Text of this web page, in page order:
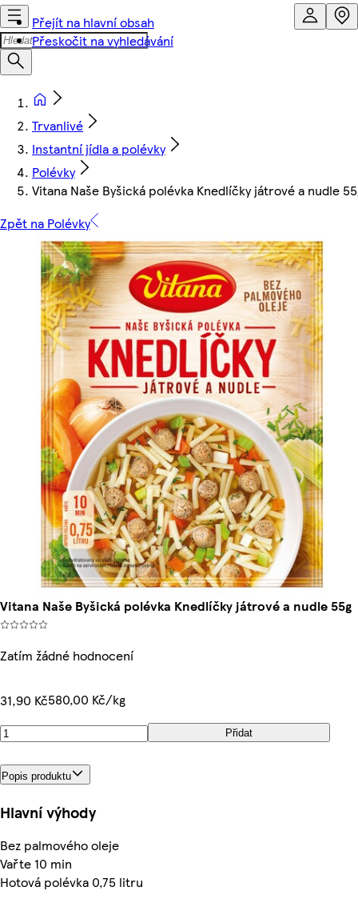
Přejít na hlavní obsah
Přeskočit na vyhledávání
Trvanlivé
Instantní jídla a polévky
Polévky
Vitana Naše Byšická polévka Knedlíčky játrové a nudle
Zpět na Polévky
Vitana Naše Byšická polévka Knedlíčky játrové a nudle 55g
Zatím žádné hodnocení
31,90 Kč580,00 Kč/kg
Přidat
Popis produktu
Hlavní výhody
Bez palmového oleje
Vařte 10 min
Hotová polévka 0,75 litru